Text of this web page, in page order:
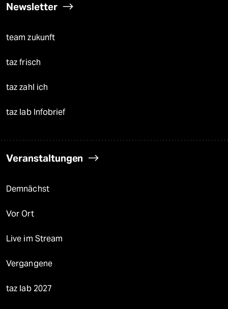
Newsletter
team zukunft
taz frisch
taz zahl ich
taz lab Infobrief
Veranstaltungen
Demnächst
Vor Ort
Live im Stream
Vergangene
taz lab 2027